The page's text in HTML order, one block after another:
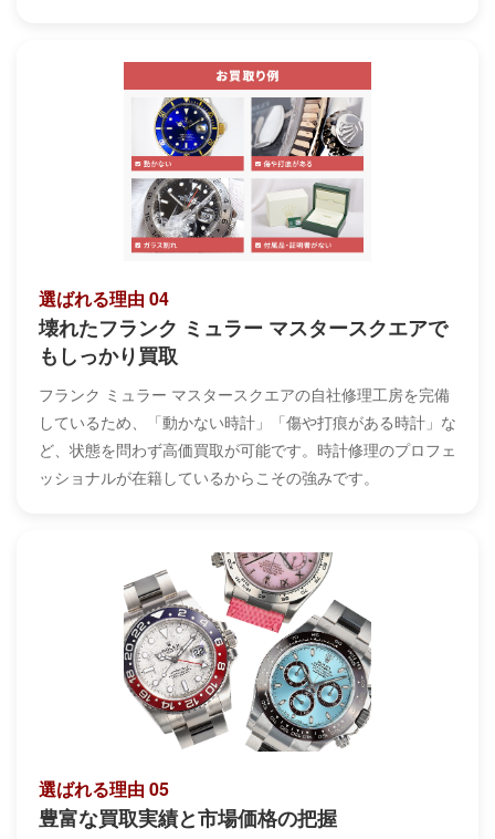
選ばれる理由 04
壊れたフランク ミュラー マスタースクエアで
もしっかり買取
フランク ミュラー マスタースクエアの自社修理工房を完備
しているため、「動かない時計」「傷や打痕がある時計」な
ど、状態を問わず高価買取が可能です。時計修理のプロフェ
ッショナルが在籍しているからこその強みです。
選ばれる理由 05
豊富な買取実績と市場価格の把握